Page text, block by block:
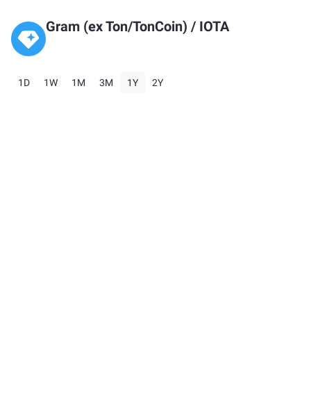
Gram (ex Ton/TonCoin) / IOTA
1D 1W 1M 3M 1Y 2Y